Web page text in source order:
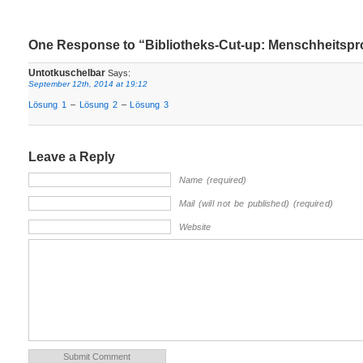
One Response to “Bibliotheks-Cut-up:
UntotkuschelbarSays:
September 12th, 2014 at 19:12
Lösung 1 – Lösung 2 –Lösung 3
Leave a Reply
Name (required)
Mail (will not be published) (required)
Website